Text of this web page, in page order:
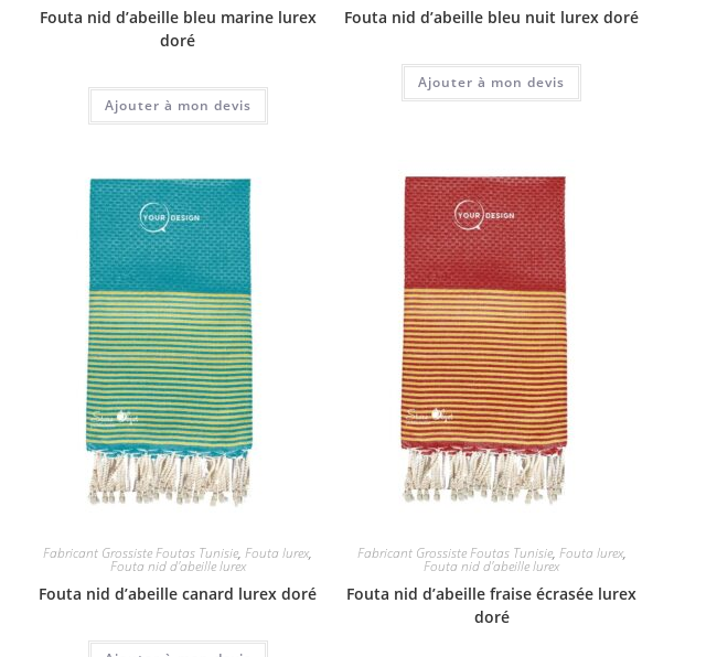
Fouta nid d’abeille bleu marine lurex
doré
Ajouter à mon devis
Fouta nid d’abeille bleu nuit lurex doré
Ajouter à mon devis
Fabricant Grossiste Foutas Tunisie,Fouta lurex,
Fouta nid d'abeille lurex
Fouta nid d’abeille canard lurex doré
Fabricant Grossiste Foutas Tunisie, Fouta lurex,
Fouta nid d'abeille lurex
Fouta nid d’abeille fraise écrasée lurex
doré